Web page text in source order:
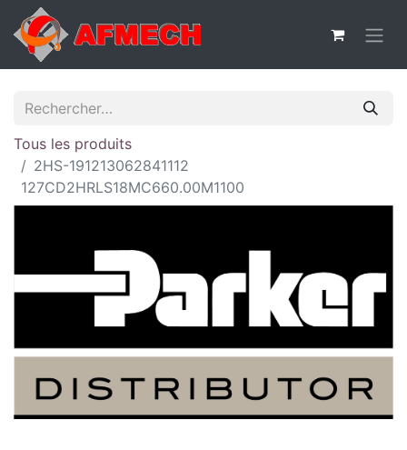
Tous les produits
2HS-191213062841112
127CD2HRLS18MC660.00M1100